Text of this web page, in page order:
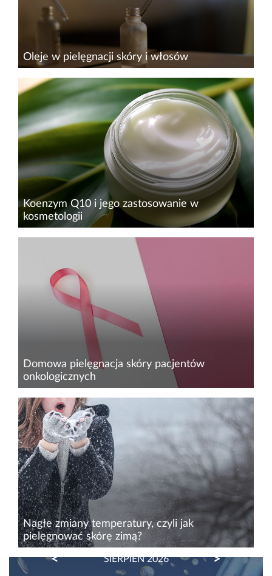
Oleje w pielęgnacji skóry i włosów
Oleje są jednym z podstawowych surowców
wykorzystywanych w kosmetologii i stają się
coraz szerszą gałęzią przemysłu
kosmetycznego.&nbsp;Są składnikami
pielęgnacyjnymi, które znajdują zastosowanie
w...
Koenzym Q10 i jego zastosowanie w
kosmetologii
Koenzym Q10, jako składnik naturalnie
występujący w organizmie, jest związkiem
chemicznym, który wpływa na zdrowy wygląd
skóry, dlatego często nazywany jest eliksirem
młodości. Jego niedobór może...
Domowa pielęgnacja skóry pacjentów
onkologicznych
Onkokosmetologia to dziedzina kosmetologii
i&nbsp;dział dermatologii obejmujący opiekę
kosmetologiczną nad osobami, które są w
trakcie bądź po leczeniu
onkologicznym,&nbsp;m.in. chemioterapi...
Nagłe zmiany temperatury, czyli jak
pielęgnować skórę zimą?
Zmiany temperatury oraz sezon
grzewczy&nbsp;często
SIERPIEŃ 2026
PREVIOUS NEXT